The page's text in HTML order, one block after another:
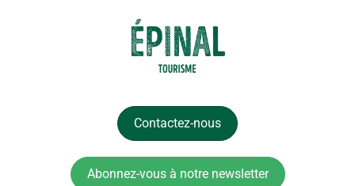
Contactez-nous
Abonnez-vous à notre newsletter